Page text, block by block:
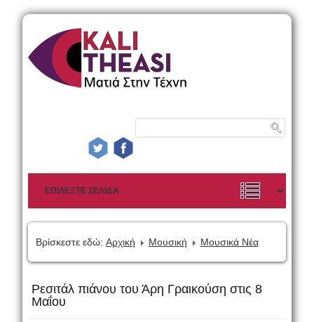
Βρίσκεστε εδώ: Αρχική Μουσική Μουσικά Νέα
Ρεσιτάλ πιάνου του Άρη Γραικούση στις 8
Μαΐου